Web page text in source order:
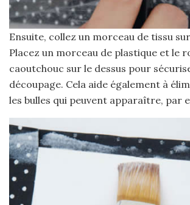
Ensuite, collez un morceau de tissu
Placez un morceau de plastique et le
caoutchouc sur le dessus pour
découpage. Cela aide également à
les bulles qui peuvent apparaître, par